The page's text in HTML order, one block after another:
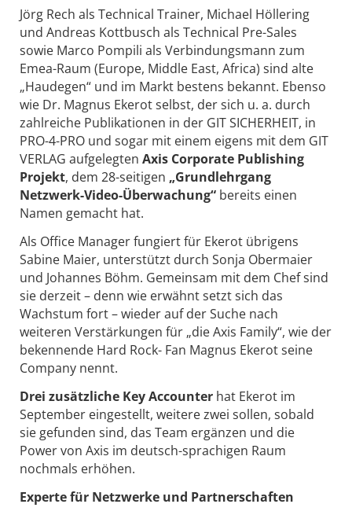
Jörg Rech als Technical Trainer, Michael Höllering
und Andreas Kottbusch als Technical Pre-Sales
sowie Marco Pompili als Verbindungsmann zum
Emea-Raum (Europe, Middle East, Africa) sind alte
„Haudegen“ und im Markt bestens bekannt. Ebenso
wie Dr. Magnus Ekerot selbst, der sich u. a. durch
zahlreiche Publikationen in der GIT SICHERHEIT, in
PRO-4-PRO und sogar mit einem eigens mit dem GIT
VERLAG aufgelegten Axis Corporate Publishing
Projekt, dem 28-seitigen „Grundlehrgang
Netzwerk-Video-Überwachung“ bereits einen
Namen gemacht hat.
Als Office Manager fungiert für Ekerot übrigens
Sabine Maier, unterstützt durch Sonja Obermaier
und Johannes Böhm. Gemeinsam mit dem Chef sind
sie derzeit – denn wie erwähnt setzt sich das
Wachstum fort – wieder auf der Suche nach
weiteren Verstärkungen für „die Axis Family“, wie der
bekennende Hard Rock- Fan Magnus Ekerot seine
Company nennt.
Drei zusätzliche Key Accounter hat Ekerot im
September eingestellt, weitere zwei sollen, sobald
sie gefunden sind, das Team ergänzen und die
Power von Axis im deutsch-sprachigen Raum
nochmals erhöhen.
Experte für Netzwerke und Partnerschaften